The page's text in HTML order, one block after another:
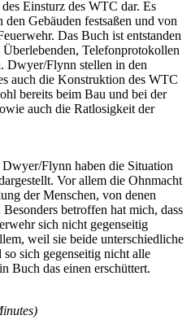
Einsturz des WTC dar. Es
Gebäuden festsaßen und von
Das Buch ist entstanden
Telefonprotokollen
Dwyer/Flynn stellen in den
auch die Konstruktion des WTC
bereits beim Bau und bei der
auch die Ratlosigkeit der
Flynn haben die Situation
Vor allem die Ohnmacht
der Menschen, von denen
betroffen hat mich, dass
sich nicht gegenseitig
weil sie beide unterschiedliche
sich gegenseitig nicht alle
Buch das einen erschüttert.